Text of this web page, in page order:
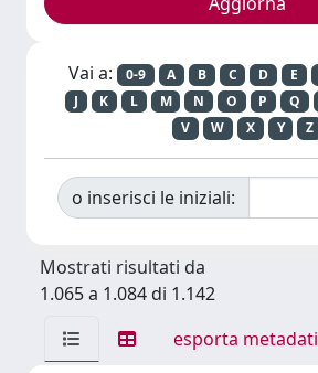
Vai a: 0-9 A B C D E
J
K L M N O P Q
V
W X Y Z
o inserisci le iniziali:
Mostrati risultati da
1.065 a 1.084 di 1.142
esporta metadati